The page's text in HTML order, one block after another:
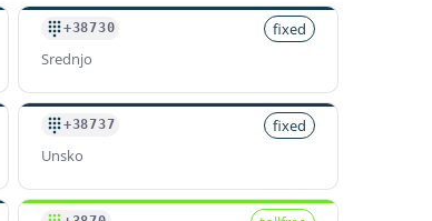
+38730
fixed
Srednjo
+38737
fixed
Unsko